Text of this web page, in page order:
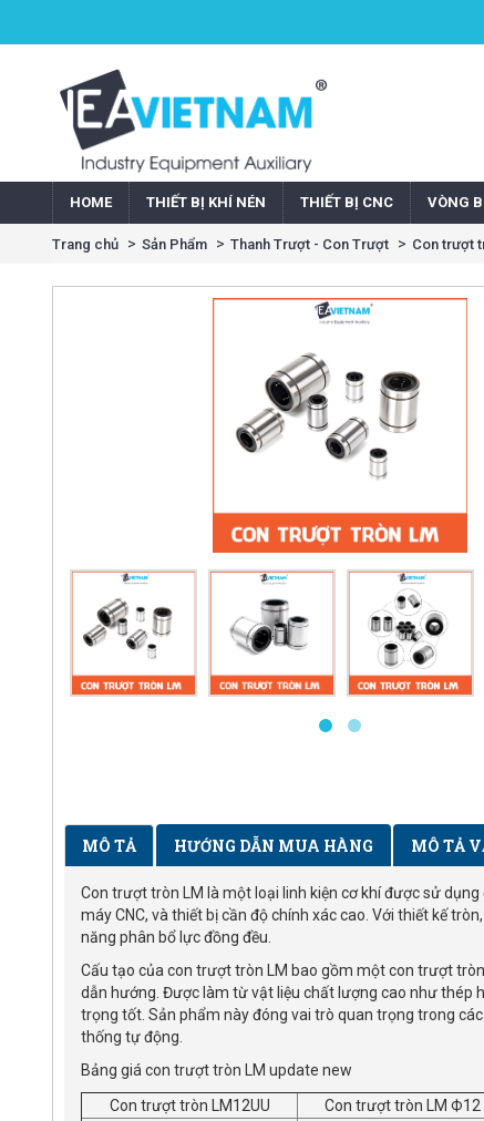
HOME THIẾT BỊ KHÍ NÉN THIẾT BỊ CNC VÒNG
Trang chủ Sản Phẩm Thanh Trượt - Con Trượt Con trượt
MÔ TẢ HƯỚNG DẪN MUA HÀNG MÔ TẢ
Con trượt tròn LM là một loại linh kiện cơ khí được sử
máy CNC, và thiết bị cần độ chính xác cao. Với thiết kế
năng phân bổ lực đồng đều.
Cấu tạo của con trượt tròn LM bao gồm một con trượt
dẫn hướng. Được làm từ vật liệu chất lượng cao như thép
trọng tốt. Sản phẩm này đóng vai trò quan trọng trong
thống tự động.
Bảng giá con trượt tròn LM update new
Con trượttròn LM12UU Con trượt tròn LM Ф12